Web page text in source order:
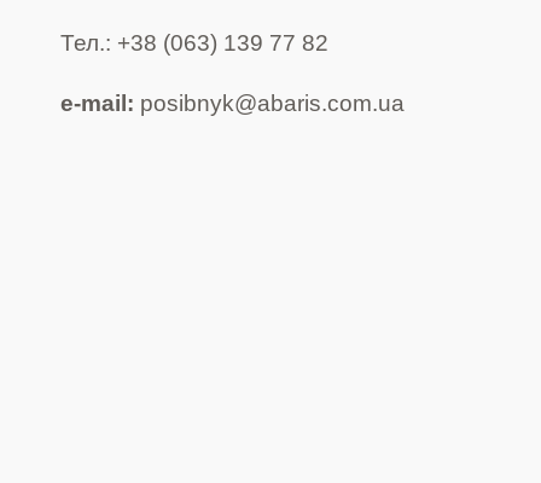
Політика конфіденційності
Тел.: +38 (063) 139 77 82
e-mail: posibnyk@abaris.com.ua